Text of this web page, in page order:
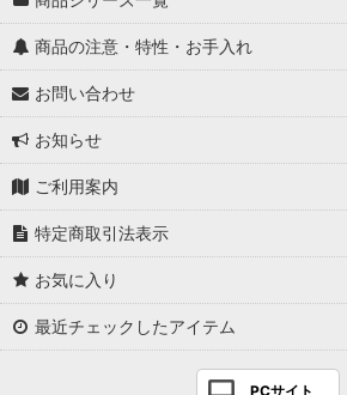
商品の注意・特性・お手入れ
お問い合わせ
お知らせ
ご利用案内
特定商取引法表示
お気に入り
最近チェックしたアイテム
PCサイト